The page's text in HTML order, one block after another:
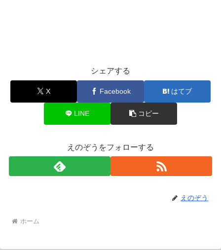
シェアする
X Facebook はてブ
LINE コピー
えのぞうをフォローする
えのぞう
ホーム